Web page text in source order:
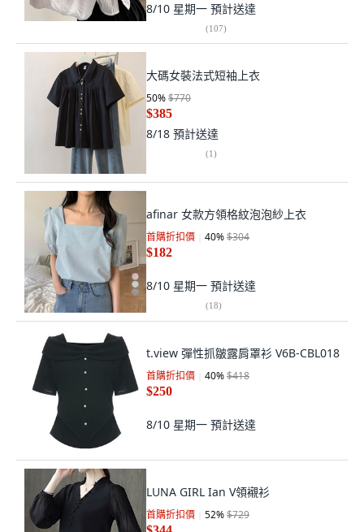
8/10 星期一 預計送達
(107)
大碼女裝法式短袖上衣
50%$770
$385
8/18 預計送達
(1)
afinar 女款方領格紋泡泡紗上衣
首購折扣價 40%$304
$182
8/10 星期一 預計送達
(18)
t.view 彈性抓皺露肩罩衫 V6B-CBL018
首購折扣價 40%$418
$250
8/10 星期一 預計送達
LUNA GIRL Ian V領襯衫
首購折扣價 52%$729